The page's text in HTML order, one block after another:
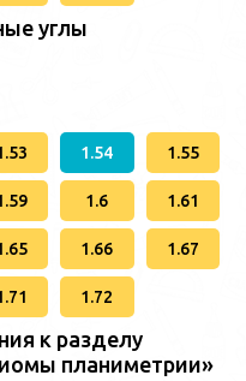
углы
1.54 1.55
1.6 1.61
1.66 1.67
1.72
к разделу
планиметрии»